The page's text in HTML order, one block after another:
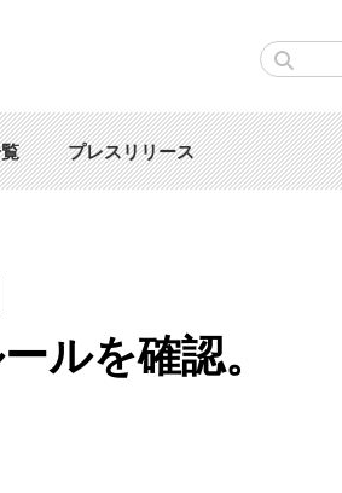
プレスリリース
ルを確認。